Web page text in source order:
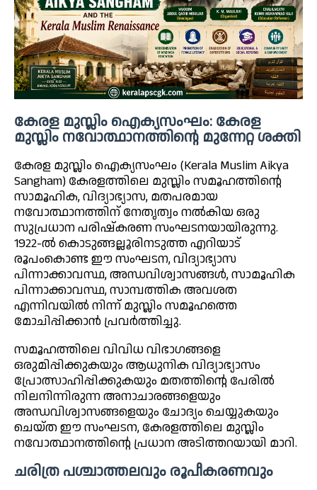
കേരള മുസ്ലിം ഐക്യസംഘം: കേരള
മുസ്ലിം നവോത്ഥാനത്തിന്റെ മുന്നേറ്റ ശക്തി
കേരള മുസ്ലിം ഐക്യസംഘം (Kerala Muslim Aikya
Sangham) കേരളത്തിലെ മുസ്ലിം സമൂഹത്തിന്റെ
സാമൂഹിക, വിദ്യാഭ്യാസ, മതപരമായ
നവോത്ഥാനത്തിന് നേതൃത്വം നൽകിയ ഒരു
സുപ്രധാന പരിഷ്കരണ സംഘടനയായിരുന്നു.
1922-ൽ കൊടുങ്ങല്ലൂരിനടുത്ത എറിയാട്
രൂപംകൊണ്ട ഈ സംഘടന, വിദ്യാഭ്യാസ
പിന്നാക്കാവസ്ഥ, അന്ധവിശ്വാസങ്ങൾ, സാമൂഹിക
പിന്നാക്കാവസ്ഥ, സാമ്പത്തിക അവശത
എന്നിവയിൽ നിന്ന് മുസ്ലിം സമൂഹത്തെ
മോചിപ്പിക്കാൻ പ്രവർത്തിച്ചു.
സമൂഹത്തിലെ വിവിധ വിഭാഗങ്ങളെ
ഒരുമിപ്പിക്കുകയും ആധുനിക വിദ്യാഭ്യാസം
പ്രോത്സാഹിപ്പിക്കുകയും മതത്തിന്റെ പേരിൽ
നിലനിന്നിരുന്ന അനാചാരങ്ങളെയും
അന്ധവിശ്വാസങ്ങളെയും ചോദ്യം ചെയ്യുകയും
ചെയ്ത ഈ സംഘടന, കേരളത്തിലെ മുസ്ലിം
നവോത്ഥാനത്തിന്റെ പ്രധാന അടിത്തറയായി മാറി.
ചരിത്ര പശ്ചാത്തലവും രൂപീകരണവും